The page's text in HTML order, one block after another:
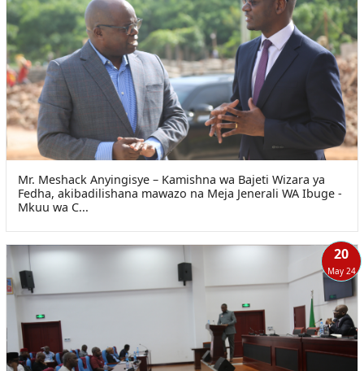
Mr. Meshack Anyingisye – Kamishna wa Bajeti Wizara ya
Fedha, akibadilishana mawazo na Meja Jenerali WA Ibuge -
Mkuu wa C...
20
May 24